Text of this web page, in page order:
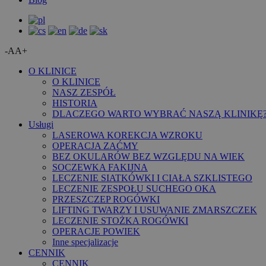
-AA+
O KLINICE
O KLINICE
NASZ ZESPÓŁ
HISTORIA
DLACZEGO WARTO WYBRAĆ NASZĄ
Usługi
LASEROWA KOREKCJA WZROKU
OPERACJA ZAĆMY
BEZ OKULARÓW BEZ WZGLĘDU NA WIEK
SOCZEWKA FAKIJNA
LECZENIE SIATKÓWKI I CIAŁA SZKLISTEGO
LECZENIE ZESPOŁU SUCHEGO OKA
PRZESZCZEP ROGÓWKI
LIFTING TWARZY I USUWANIE ZMARSZCZEK
LECZENIE STOŻKA ROGÓWKI
OPERACJE POWIEK
Inne specjalizacje
CENNIK
CENNIK